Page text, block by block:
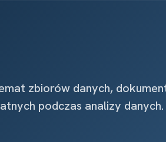
zbiorów danych,
podczas analizy danych.